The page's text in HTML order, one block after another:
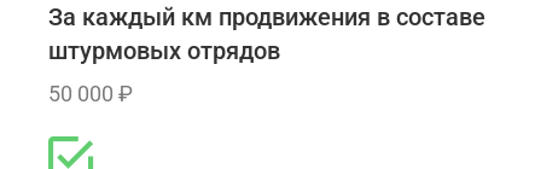
За каждый км продвижения в составе
штурмовых отрядов
50 000 ₽